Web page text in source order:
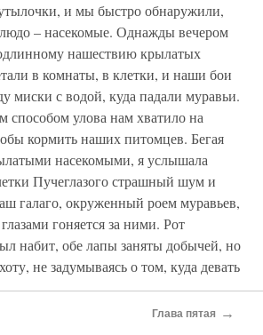
и мы быстро обнаружили,
– насекомые. Однажды вечером
нашествию крылатых
в комнаты, в клетки, и наши бои
миски с водой, куда падали муравьи.
способом улова нам хватило на
кормить наших питомцев. Бегая
насекомыми, я услышала
Пучеглазого страшный шум и
галаго, окруженный роем муравьев,
гоняется за ними. Рот
набит, обе лапы заняты добычей, но
не задумываясь о том, куда девать
поиграть с нами, носился по
Глава пятая →